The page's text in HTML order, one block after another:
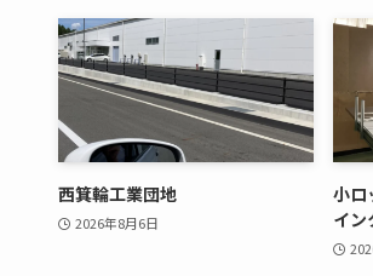
西箕輪工業団地
2026年8月6日
小ロ
イン